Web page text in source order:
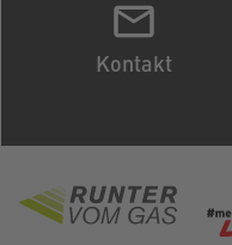
Kontakt